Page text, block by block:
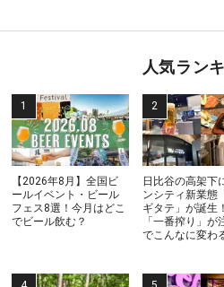
人気ラン
【2026年8月】全国ビ
ールイベント・ビール
フェス8選！今月はどこ
でビール飲む？
日比谷の高架下
ンシティ新業態
ギタテ」が誕生
「一番搾り」が
でこんなに変わ